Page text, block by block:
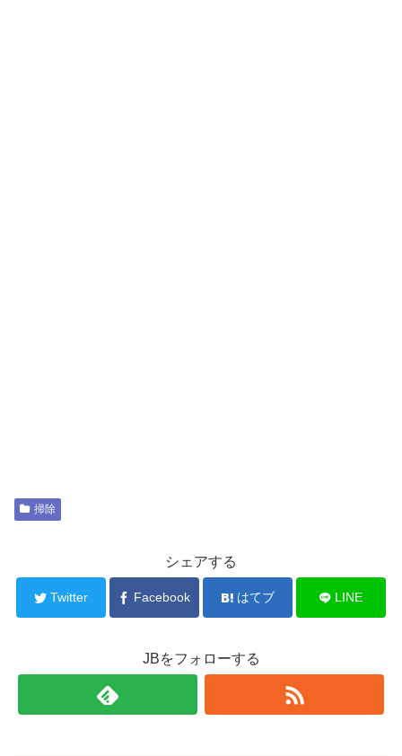
掃除
シェアする
Twitter Facebook はてブ LINE
JBをフォローする